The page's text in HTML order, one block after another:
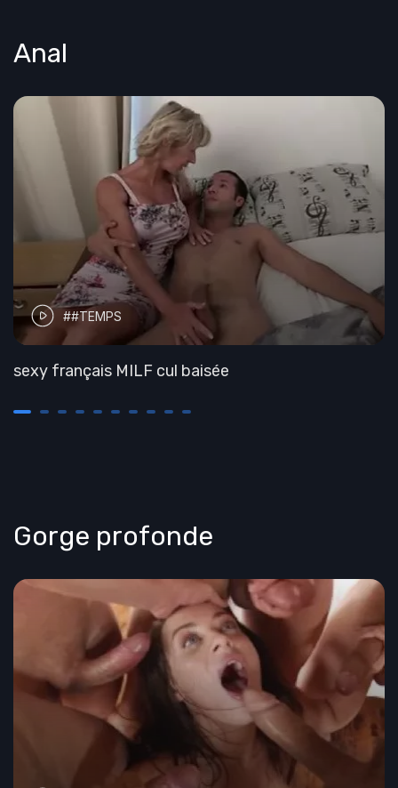
Anal
##TEMPS
sexy français MILF cul baisée
Gorge profonde